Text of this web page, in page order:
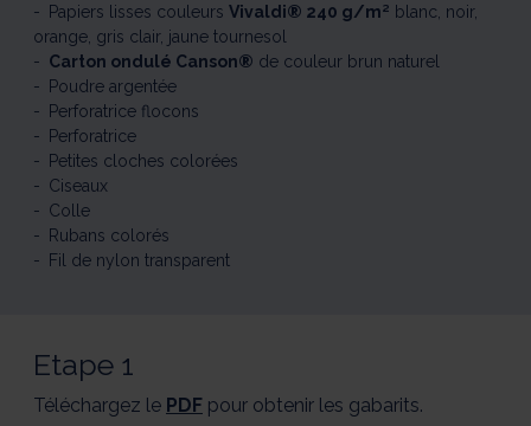
Papiers lisses couleurs Vivaldi® 240 g/m² blanc, noir,
orange, gris clair, jaune tournesol
Carton ondulé Canson® de couleur brun naturel
Poudre argentée
Perforatrice flocons
Perforatrice
Petites cloches colorées
Ciseaux
Colle
Rubans colorés
Fil de nylon transparent
Etape 1
Téléchargez le PDF pour obtenir les gabarits.